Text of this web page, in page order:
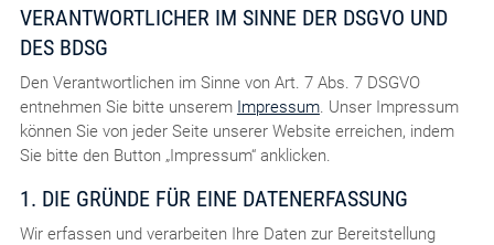
VERANTWORTLICHER IM SINNE DER DSGVO UND
DES BDSG
Den Verantwortlichen im Sinne von Art. 7 Abs. 7 DSGVO
entnehmen Sie bitte unserem Impressum. Unser Impressum
können Sie von jeder Seite unserer Website erreichen, indem
Sie bitte den Button „Impressum“ anklicken.
1. DIE GRÜNDE FÜR EINE DATENERFASSUNG
Wir erfassen und verarbeiten Ihre Daten zur Bereitstellung